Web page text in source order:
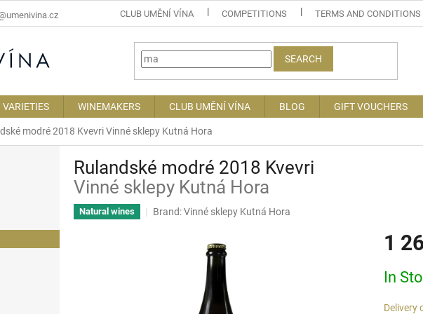
CLUB UMĚNÍ VÍNA COMPETITIONS TERMS AND CONDITIONS
SEARCH
VARIETIES WINEMAKERS CLUB UMĚNÍ VÍNA BLOG GIFT VOUCHERS
modré 2018 KvevriVinné sklepy Kutná Hora
Rulandské modré 2018 Kvevri
Vinné sklepy Kutná Hora
Natural wines Brand:Vinné sklepy Kutná Hora
1
price:
In
Delivery